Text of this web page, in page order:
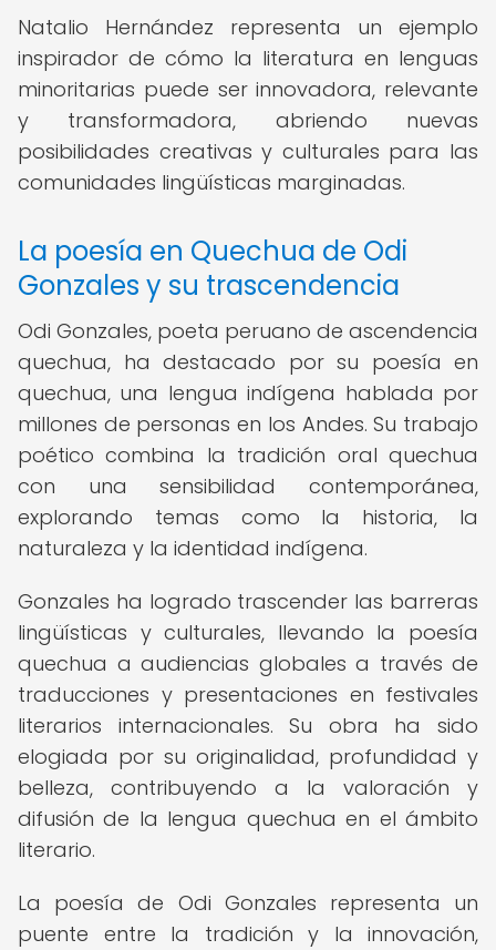
Natalio Hernández representa un ejemplo
inspirador de cómo la literatura en lenguas
minoritarias puede ser innovadora, relevante
y transformadora, abriendo nuevas
posibilidades creativas y culturales para las
comunidades lingüísticas marginadas.
La poesía en Quechua de Odi
Gonzales y su trascendencia
Odi Gonzales, poeta peruano de ascendencia
quechua, ha destacado por su poesía en
quechua, una lengua indígena hablada por
millones de personas en los Andes. Su trabajo
poético combina la tradición oral quechua
con una sensibilidad contemporánea,
explorando temas como la historia, la
naturaleza y la identidad indígena.
Gonzales ha logrado trascender las barreras
lingüísticas y culturales, llevando la poesía
quechua a audiencias globales a través de
traducciones y presentaciones en festivales
literarios internacionales. Su obra ha sido
elogiada por su originalidad, profundidad y
belleza, contribuyendo a la valoración y
difusión de la lengua quechua en el ámbito
literario.
La poesía de Odi Gonzales representa un
puente entre la tradición y la innovación,